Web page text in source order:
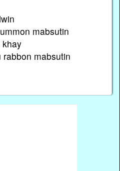
mabsutin
khay
mabsutin